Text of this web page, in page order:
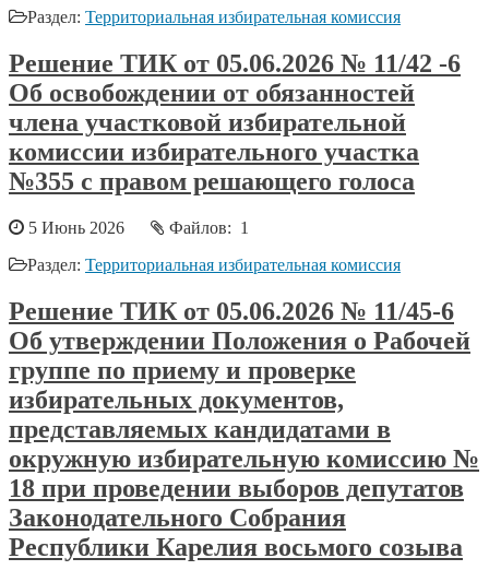
Раздел: Территориальная избирательная комиссия
Решение ТИК от 05.06.2026 № 11/42 -6
Об освобождении от обязанностей
члена участковой избирательной
комиссии избирательного участка
№355 с правом решающего голоса
5 Июнь 2026
Файлов: 1
Раздел: Территориальная избирательная комиссия
Решение ТИК от 05.06.2026 № 11/45-6
Об утверждении Положения о Рабочей
группе по приему и проверке
избирательных документов,
представляемых кандидатами в
окружную избирательную комиссию №
18 при проведении выборов депутатов
Законодательного Собрания
Республики Карелия восьмого созыва